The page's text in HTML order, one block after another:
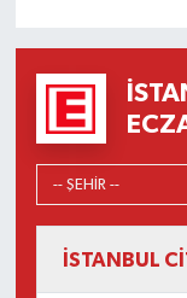
İSTANBUL